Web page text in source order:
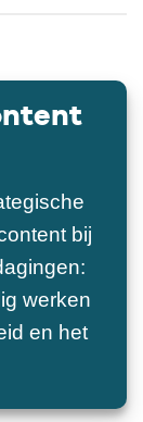
bij
werken
en het